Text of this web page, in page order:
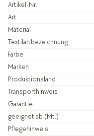
Artikel-Nr.
Art
Material
Textilartbezeichnung
Farbe
Marken
Produktionsland
Transporthinweis
Garantie
geeignet ab (Mt.)
Pflegehinweis